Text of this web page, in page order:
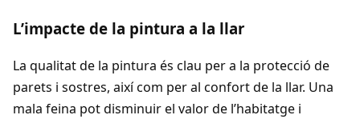
L’impacte de la pintura a la llar
La qualitat de la pintura és clau per a la protecció de
parets i sostres, així com per al confort de la llar. Una
mala feina pot disminuir el valor de l’habitatge i